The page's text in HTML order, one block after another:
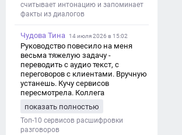
считывает интонацию и запоминает
факты из диалогов
Чудова Тина 14 июля 2026 в 15:02
Руководство повесило на меня
весьма тяжелую задачу -
переводить с аудио текст, с
переговоров с клиентами. Вручную
устанешь. Кучу сервисов
пересмотрела. Коллега
хорошо переводит. Мало
редактировать по итогу. Советую.
показать полностью
Топ-10 сервисов расшифровки
разговоров